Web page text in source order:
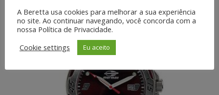
A Beretta usa cookies para melhorar a sua experiência
no site. Ao continuar navegando, você concorda com a
nossa Política de Privacidade.
Cookie settings
Eu aceito